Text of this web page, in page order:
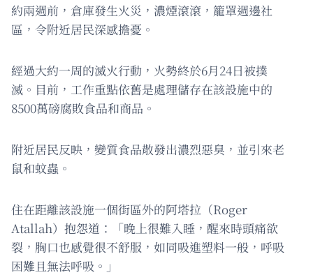
約兩週前，倉庫發生火災，濃煙滾滾，籠罩週邊社
區，令附近居民深感擔憂。
經過大約一周的滅火行動，火勢終於6月24日被撲
滅。目前，工作重點依舊是處理儲存在該設施中的
8500萬磅腐敗食品和商品。
附近居民反映，變質食品散發出濃烈惡臭，並引來老
鼠和蚊蟲。
住在距離該設施一個街區外的阿塔拉（Roger
Atallah）抱怨道：「晚上很難入睡，醒來時頭痛欲
裂，胸口也感覺很不舒服，如同吸進塑料一般，呼吸
困難且無法呼吸。」